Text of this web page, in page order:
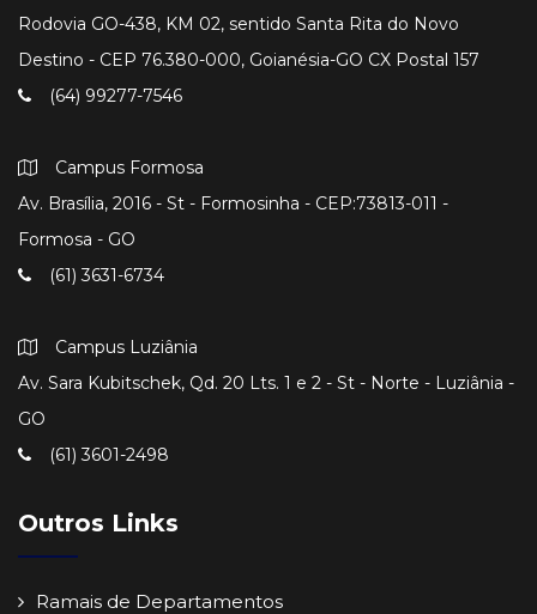
Rodovia GO-438, KM 02, sentido Santa Rita do Novo
Destino - CEP 76.380-000, Goianésia-GO CX Postal 157
(64) 99277-7546
Campus Formosa
Av. Brasília, 2016 - St - Formosinha - CEP:73813-011 -
Formosa - GO
(61) 3631-6734
Campus Luziânia
Av. Sara Kubitschek, Qd. 20 Lts. 1 e 2 - St - Norte - Luziânia -
GO
(61) 3601-2498
Outros Links
Ramais de Departamentos